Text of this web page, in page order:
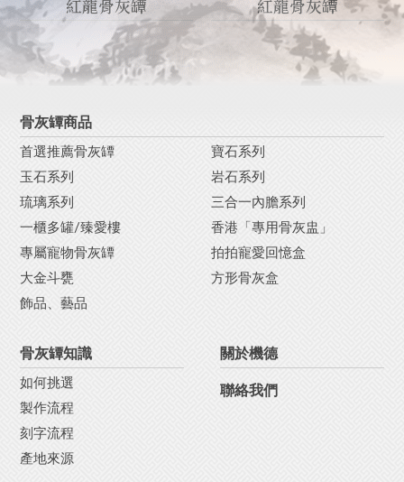
紅龍骨灰罈 紅龍骨灰罈
骨灰罈商品
首選推薦骨灰罈
寶石系列
玉石系列
岩石系列
琉璃系列
三合一內膽系列
一櫃多罐/臻愛樓
香港「專用骨灰盅」
專屬寵物骨灰罈
拍拍寵愛回憶盒
大金斗甕
方形骨灰盒
飾品、藝品
骨灰罈知識
如何挑選
製作流程
刻字流程
產地來源
關於機德
聯絡我們